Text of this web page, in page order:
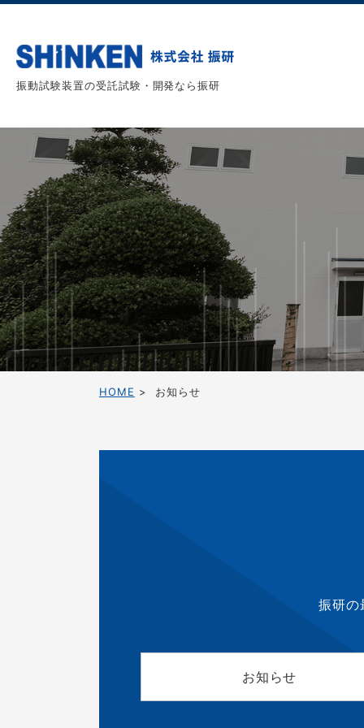
振動試験装置の受託試験・開発なら振研
HOME お知らせ
振研の
お知らせ